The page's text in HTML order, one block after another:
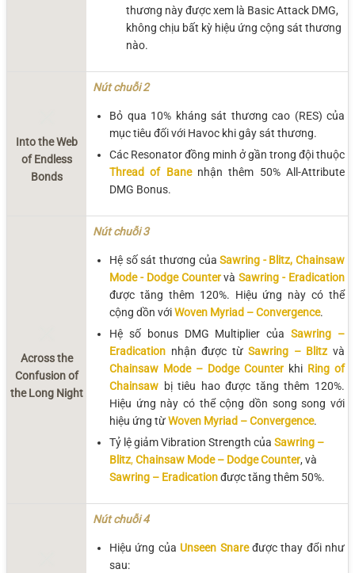
thương này được xem là Basic Attack DMG,
không chịu bất kỳ hiệu ứng cộng sát thương
nào.
Into the Web
of Endless
Bonds
Nút chuỗi 2
Bỏ qua 10% kháng sát thương cao (RES) của
mục tiêu đối với Havoc khi gây sát thương.
Các Resonator đồng minh ở gần trong đội thuộc
Thread of Banenhận thêm 50% All-Attribute
DMG Bonus.
Across the
Confusion of
the Long Night
Nút chuỗi 3
Hệ số sát thương củaSawring - Blitz, Chainsaw
Mode - Dodge CountervàSawring - Eradication
được tăng thêm 120%. Hiệu ứng này có thể
cộng dồn vớiWoven Myriad – Convergence.
Hệ số bonus DMG Multiplier củaSawring –
Eradication nhận được từSawring – Blitz và
Chainsaw Mode – Dodge Counterkhi Ring of
Chainsaw bị tiêu hao được tăng thêm 120%.
Hiệu ứng này có thể cộng dồn song song với
hiệu ứng từWoven Myriad – Convergence.
Tỷ lệ giảm Vibration Strength của Sawring –
Blitz,Chainsaw Mode – Dodge Counter, và
Sawring – Eradicationđược tăng thêm 50%.
Nút chuỗi 4
Hiệu ứng của Unseen Snaređược thay đổi như
sau: